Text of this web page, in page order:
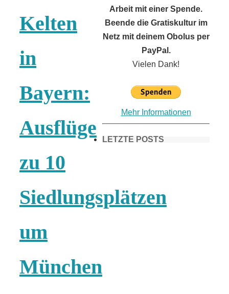
Kelten
in
Bayern:
Ausflüge
zu 10
Siedlungsplätzen
um
München
Arbeit mit einer Spende.
Beende die Gratiskultur im
Netz mit deinem Obolus per
PayPal.
Vielen Dank!
Mehr Informationen
LETZTE POSTS
München &